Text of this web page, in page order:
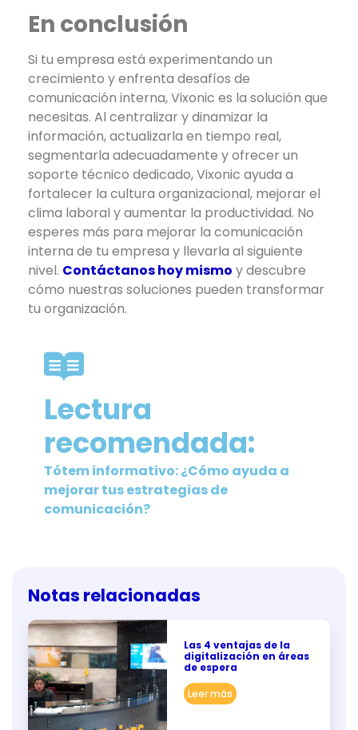
En conclusión
Si tu empresa está experimentando un
crecimiento y enfrenta desafíos de
comunicación interna, Vixonic es la solución que
necesitas. Al centralizar y dinamizar la
información, actualizarla en tiempo real,
segmentarla adecuadamente y ofrecer un
soporte técnico dedicado, Vixonic ayuda a
fortalecer la cultura organizacional, mejorar el
clima laboral y aumentar la productividad. No
esperes más para mejorar la comunicación
interna de tu empresa y llevarla al siguiente
nivel. Contáctanos hoy mismo y descubre
cómo nuestras soluciones pueden transformar
tu organización.
Lectura
recomendada:
Tótem informativo: ¿Cómo ayuda a
mejorar tus estrategias de
comunicación?
Notas relacionadas
Las 4 ventajas de la
digitalización en áreas
de espera
Leer más